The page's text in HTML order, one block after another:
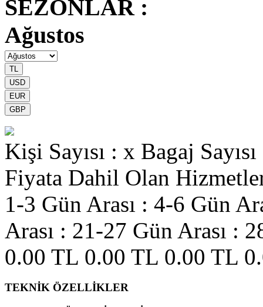
SEZONLAR :
Ağustos
Kişi Sayısı : x Bagaj
Fiyata Dahil Olan
1-3 Gün Arası : 4-6 Gün
Arası : 21-27 Gün Arası :
0.00 TL 0.00 TL 0.00 TL
TEKNİK ÖZELLİKLER